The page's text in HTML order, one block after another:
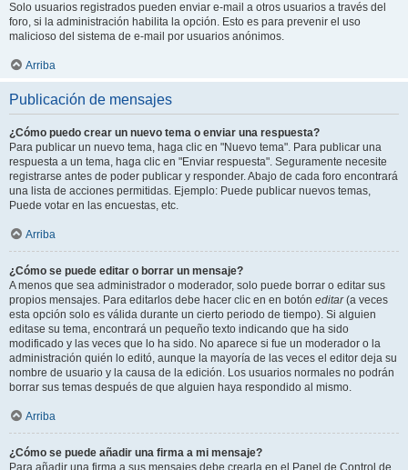
Solo usuarios registrados pueden enviar e-mail a otros usuarios a través del
foro, si la administración habilita la opción. Esto es para prevenir el uso
malicioso del sistema de e-mail por usuarios anónimos.
Arriba
Publicación de mensajes
¿Cómo puedo crear un nuevo tema o enviar una respuesta?
Para publicar un nuevo tema, haga clic en "Nuevo tema". Para publicar una
respuesta a un tema, haga clic en "Enviar respuesta". Seguramente necesite
registrarse antes de poder publicar y responder. Abajo de cada foro encontrará
una lista de acciones permitidas. Ejemplo: Puede publicar nuevos temas,
Puede votar en las encuestas, etc.
Arriba
¿Cómo se puede editar o borrar un mensaje?
A menos que sea administrador o moderador, solo puede borrar o editar sus
propios mensajes. Para editarlos debe hacer clic en en botón editar(a veces
esta opción solo es válida durante un cierto periodo de tiempo). Si alguien
editase su tema, encontrará un pequeño texto indicando que ha sido
modificado y las veces que lo ha sido. No aparece si fue un moderador o la
administración quién lo editó, aunque la mayoría de las veces el editor deja su
nombre de usuario y la causa de la edición. Los usuarios normales no podrán
borrar sus temas después de que alguien haya respondido al mismo.
Arriba
¿Cómo se puede añadir una firma a mi mensaje?
Para añadir una firma a sus mensajes debe crearla en el Panel de Control de